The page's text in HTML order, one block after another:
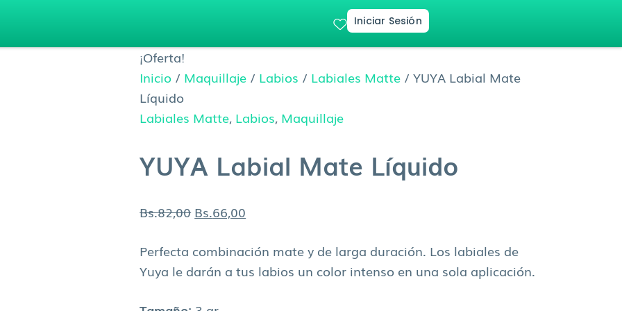
Iniciar Sesión
¡Oferta!
Inicio / Maquillaje / Labios / Labiales Matte / YUYA Labial Mate
Líquido
Labiales Matte, Labios, Maquillaje
YUYA Labial Mate Líquido
Bs.82,00
original
Bs.82,00.
Bs.66,00
actual
Perfecta combinación mate y de larga duración. Los labiales de
Yuya le darán a tus labios un color intenso en una sola aplicación.